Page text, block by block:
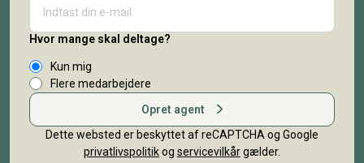
Hvor mange skal deltage?
Kun mig
Flere medarbejdere
Opret agent
Dette websted er beskyttet af reCAPTCHA og Google
privatlivspolitikog servicevilkårgælder.